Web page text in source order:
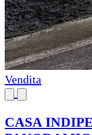
Vendita
CASA